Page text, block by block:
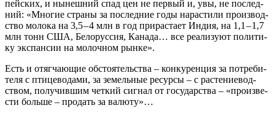
пей­ских, и нынеш­ний спад цен не пер­вый и, увы, не послед­
ний: «Мно­гие стра­ны за послед­ние годы нарас­ти­ли про­из­вод­
ство моло­ка на 3,5 – 4 млн в год при­рас­та­ет Индия, на 1,1 – 1,7
млн тонн США, Бело­рус­сия, Кана­да… все реа­ли­зу­ют поли­ти­
ку экс­пан­сии на молоч­ном рынке».
Есть и отяг­ча­ю­щие обсто­я­тель­ства – кон­ку­рен­ция за потре­би­
те­ля с пти­це­во­да­ми, за земель­ные ресур­сы – с рас­те­ние­вод­
ством, полу­чив­шим чет­кий сиг­нал от госу­дар­ства – «про­из­ве­
сти боль­ше – про­дать за валюту»…